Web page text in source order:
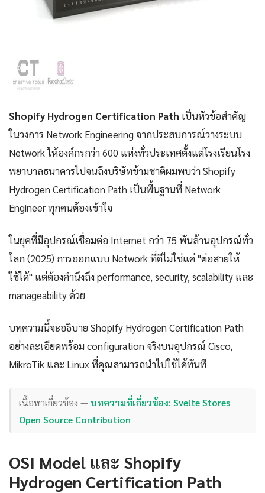
Shopify Hydrogen Certification Path เป็นหัวข้อสำคัญ
ในวงการ Network Engineering จากประสบการณ์วางระบบ
Network ให้องค์กรกว่า 600 แห่งทั่วประเทศตั้งแต่โรงเรียนโรง
พยาบาลธนาคารไปจนถึงบริษัทข้ามชาติผมพบว่า Shopify
Hydrogen Certification Path เป็นพื้นฐานที่ Network
Engineer ทุกคนต้องเข้าใจ
ในยุคที่มีอุปกรณ์เชื่อมต่อ Internet กว่า 75 พันล้านอุปกรณ์ทั่ว
โลก (2025) การออกแบบ Network ที่ดีไม่ใช่แค่ "ต่อสายให้
ใช้ได้" แต่ต้องคำนึงถึง performance, security, scalability และ
manageability ด้วย
บทความนี้จะอธิบาย Shopify Hydrogen Certification Path
อย่างละเอียดพร้อม configuration จริงบนอุปกรณ์ Cisco,
MikroTik และ Linux ที่คุณสามารถนำไปใช้ได้ทันที
เนื้อหาเกี่ยวข้อง — บทความที่เกี่ยวข้อง: Svelte Stores
Open Source Contribution
OSI Model และ Shopify
Hydrogen Certification Path